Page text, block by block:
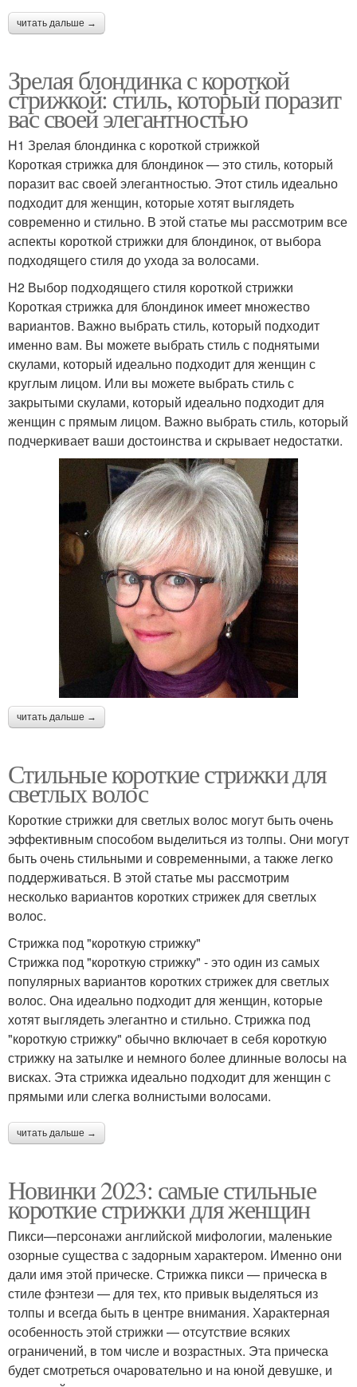
волосы
прядей
Модные стрижки
Прически на короткие
волосы
Девочки на короткие
волосы
Стрижки для девочек
Стрижка под мальчика Короткий каскад
Года на короткие
волосы
Минуты на короткие
волосы
Принцессы на короткие
волосы
Стрижки на короткие
волосы
Каре на короткие
волосы
Стрижки для длинного
носа
Мужские стрижки
Стрижки для худого
лица
Стрижки для большого
носа
женщин
Короткая длина
Боб на короткие
волосы
Пикси на короткие
волосы
Короткое каре
Стрижки для тонких
волос
Короткие белые Короткие волосы
Женская стрижка
Блонды на короткие
волосы
читать дальше →
Зрелая блондинка с короткой
стрижкой: стиль, который поразит
вас своей элегантностью
H1 Зрелая блондинка с короткой стрижкой
Короткая стрижка для блондинок — это стиль, который
поразит вас своей элегантностью. Этот стиль идеально
подходит для женщин, которые хотят выглядеть
современно и стильно. В этой статье мы рассмотрим все
аспекты короткой стрижки для блондинок, от выбора
подходящего стиля до ухода за волосами.
H2 Выбор подходящего стиля короткой стрижки
Короткая стрижка для блондинок имеет множество
вариантов. Важно выбрать стиль, который подходит
именно вам. Вы можете выбрать стиль с поднятыми
скулами, который идеально подходит для женщин с
круглым лицом. Или вы можете выбрать стиль с
закрытыми скулами, который идеально подходит для
женщин с прямым лицом. Важно выбрать стиль, который
подчеркивает ваши достоинства и скрывает недостатки.
читать дальше →
Стильные короткие стрижки для
светлых волос
Короткие стрижки для светлых волос могут быть очень
эффективным способом выделиться из толпы. Они могут
быть очень стильными и современными, а также легко
поддерживаться. В этой статье мы рассмотрим
несколько вариантов коротких стрижек для светлых
волос.
Стрижка под "короткую стрижку"
Стрижка под "короткую стрижку" - это один из самых
популярных вариантов коротких стрижек для светлых
волос. Она идеально подходит для женщин, которые
хотят выглядеть элегантно и стильно. Стрижка под
"короткую стрижку" обычно включает в себя короткую
стрижку на затылке и немного более длинные волосы на
висках. Эта стрижка идеально подходит для женщин с
прямыми или слегка волнистыми волосами.
читать дальше →
Новинки 2023: самые стильные
короткие стрижки для женщин
Пикси—персонажи английской мифологии, маленькие
озорные существа с задорным характером. Именно они
дали имя этой прическе. Стрижка пикси — прическа в
стиле фэнтези — для тех, кто привык выделяться из
толпы и всегда быть в центре внимания. Характерная
особенность этой стрижки — отсутствие всяких
ограничений, в том числе и возрастных. Эта прическа
будет смотреться очаровательно и на юной девушке, и